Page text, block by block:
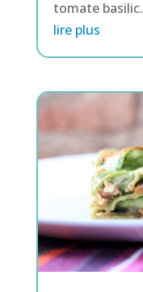
tomate basilic.
lire plus